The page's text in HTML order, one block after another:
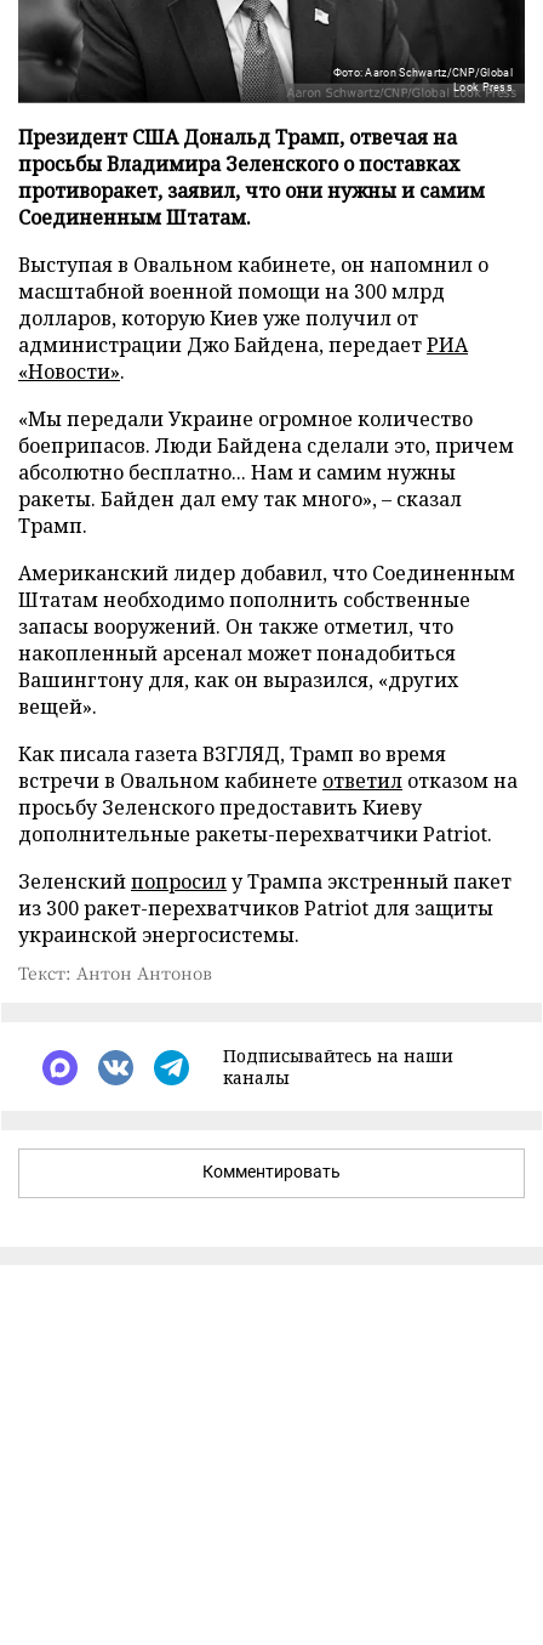
Фото: Aaron Schwartz/CNP/Global
Look Press
Президент США Дональд Трамп, отвечая на
просьбы Владимира Зеленского о поставках
противоракет, заявил, что они нужны и самим
Соединенным Штатам.
Выступая в Овальном кабинете, он напомнил о
масштабной военной помощи на 300 млрд
долларов, которую Киев уже получил от
администрации Джо Байдена, передаетРИА
«Новости».
«Мы передали Украине огромное количество
боеприпасов. Люди Байдена сделали это, причем
абсолютно бесплатно... Нам и самим нужны
ракеты. Байден дал ему так много», – сказал
Трамп.
Американский лидер добавил, что Соединенным
Штатам необходимо пополнить собственные
запасы вооружений. Он также отметил, что
накопленный арсенал может понадобиться
Вашингтону для, как он выразился, «других
вещей».
Как писала газета ВЗГЛЯД, Трамп во время
встречи в Овальном кабинете ответил отказом на
просьбу Зеленского предоставить Киеву
дополнительные ракеты-перехватчики Patriot.
Зеленскийпопросилу Трампа экстренный пакет
из 300 ракет-перехватчиков Patriot для защиты
украинской энергосистемы.
Текст: Антон Антонов
Подписывайтесь на наши
каналы
Комментировать